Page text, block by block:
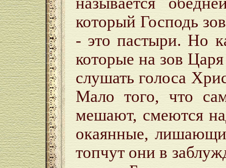
который Господь
- это пастыри. Но
которые на зов
слушать голоса
Мало того, что
мешают, смеются
окаянные,
топчут они в